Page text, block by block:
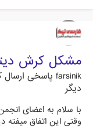
مشکل کرش
farsinik پاسخی
دیگر
با سلام به اعضای
وقتی این اتفاق